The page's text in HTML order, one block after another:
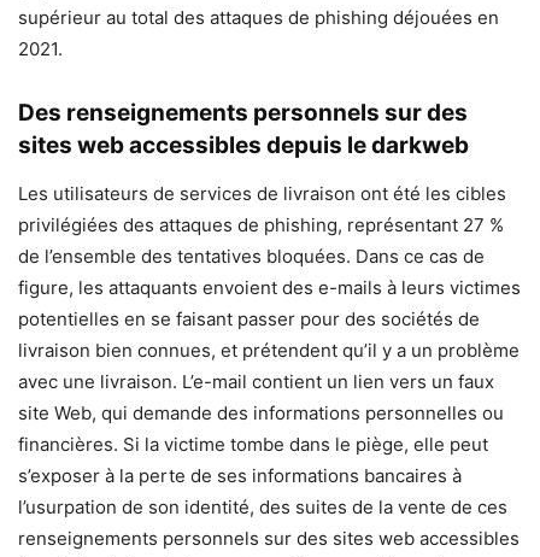
supérieur au total des attaques de phishing déjouées en
2021.
Des renseignements personnels sur des
sites web accessibles depuis le darkweb
Les utilisateurs de services de livraison ont été les cibles
privilégiées des attaques de phishing, représentant 27 %
de l’ensemble des tentatives bloquées. Dans ce cas de
figure, les attaquants envoient des e-mails à leurs victimes
potentielles en se faisant passer pour des sociétés de
livraison bien connues, et prétendent qu’il y a un problème
avec une livraison. L’e-mail contient un lien vers un faux
site Web, qui demande des informations personnelles ou
financières. Si la victime tombe dans le piège, elle peut
s’exposer à la perte de ses informations bancaires à
l’usurpation de son identité, des suites de la vente de ces
renseignements personnels sur des sites web accessibles